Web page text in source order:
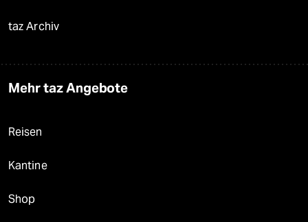
taz Archiv
Mehr taz Angebote
Reisen
Kantine
Shop